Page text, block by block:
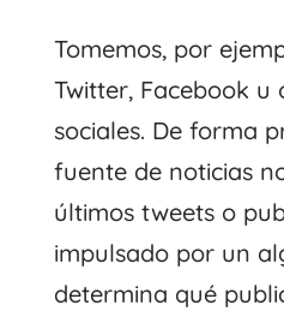
Tomemos, por
Twitter, Facebook u
sociales. De forma
fuente de noticias
últimos tweets o
impulsado por un
determina qué